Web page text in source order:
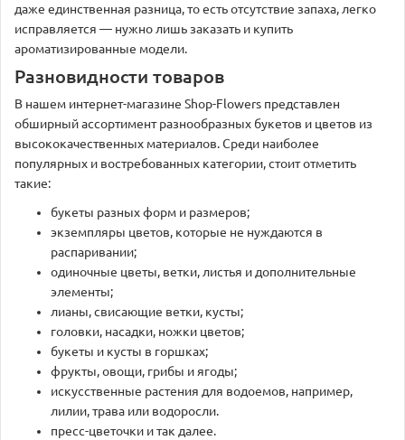
даже единственная разница, то есть отсутствие запаха, легко
исправляется — нужно лишь заказать и купить
ароматизированные модели.
Разновидности товаров
В нашем интернет-магазине Shop-Flowers представлен
обширный ассортимент разнообразных букетов и цветов из
высококачественных материалов. Среди наиболее
популярных и востребованных категории, стоит отметить
такие:
букеты разных форм и размеров;
экземпляры цветов, которые не нуждаются в
распаривании;
одиночные цветы, ветки, листья и дополнительные
элементы;
лианы, свисающие ветки, кусты;
головки, насадки, ножки цветов;
букеты и кусты в горшках;
фрукты, овощи, грибы и ягоды;
искусственные растения для водоемов, например,
лилии, трава или водоросли.
пресс-цветочки и так далее.